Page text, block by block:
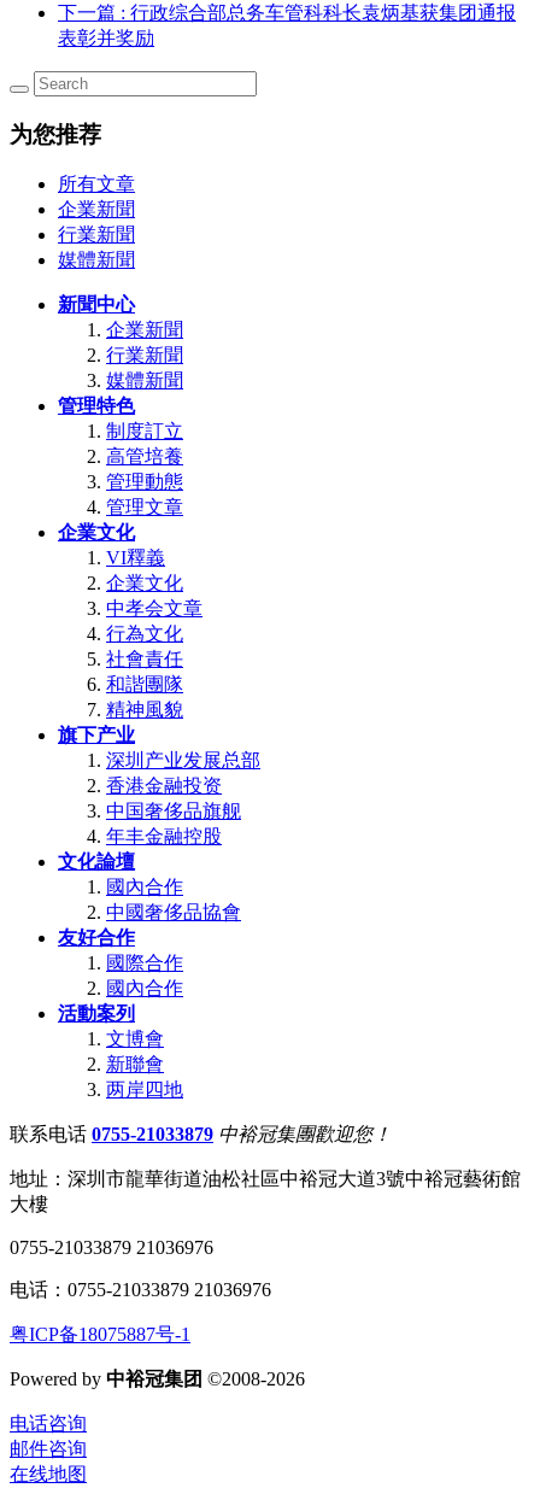
下一篇 : 行政综合部总务车管科科长袁炳基获集团通报
表彰并奖励
为您推荐
所有文章
企業新聞
行業新聞
媒體新聞
新聞中心
企業新聞
行業新聞
媒體新聞
管理特色
制度訂立
高管培養
管理動態
管理文章
企業文化
VI釋義
企業文化
中孝会文章
行為文化
社會責任
和諧團隊
精神風貌
旗下产业
深圳产业发展总部
香港金融投资
中国奢侈品旗舰
年丰金融控股
文化論壇
國內合作
中國奢侈品協會
友好合作
國際合作
國內合作
活動案列
文博會
新聯會
两岸四地
联系电话 0755-21033879 中裕冠集團歡迎您！
地址：深圳市龍華街道油松社區中裕冠大道3號中裕冠藝術館
大樓
0755-21033879 21036976
电话：0755-21033879 21036976
粤ICP备18075887号-1
Powered by 中裕冠集团 ©2008-2026
电话咨询
邮件咨询
在线地图